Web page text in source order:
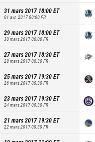
31 mars 2017 18:00ET
01 avr. 2017 00:00FR
29 mars 2017 18:00ET
30 mars 2017 00:00FR
27 mars 2017 18:30ET
28 mars 2017 00:30FR
25 mars 2017 19:30ET
26 mars 2017 00:30FR
23 mars 2017 19:30ET
24 mars 2017 00:30FR
21 mars 2017 19:30ET
22 mars 2017 00:30FR